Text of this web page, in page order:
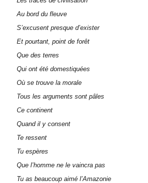
Au bord du fleuve
S’excusent presque d’exister
Et pourtant, point de forêt
Que des terres
Qui ont été domestiquées
Où se trouve la morale
Tous les arguments sont pâles
Ce continent
Quand il y consent
Te ressent
Tu espères
Que l’homme ne le vaincra pas
Tu as beaucoup aimé l’Amazonie